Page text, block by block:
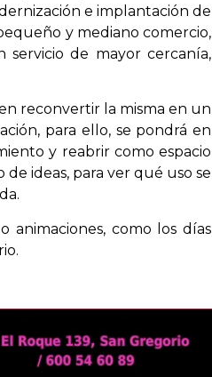
e implantación de
y mediano comercio,
de mayor cercanía,
reconvertir la misma en un
para ello, se pondrá en
y reabrir como espacio
ideas, para ver qué uso se
como los días